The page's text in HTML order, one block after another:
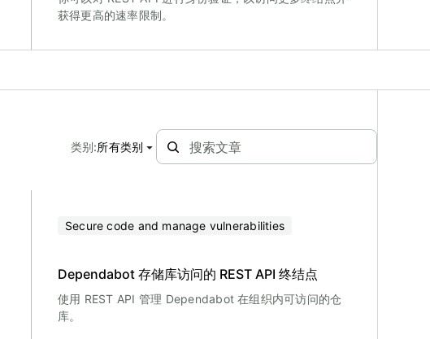
获得更高的速率限制。
类别:所有类别
Secure code and manage vulnerabilities
Dependabot 存储库访问的 REST API 终结点
使用 REST API 管理 Dependabot 在组织内可访问的仓
库。